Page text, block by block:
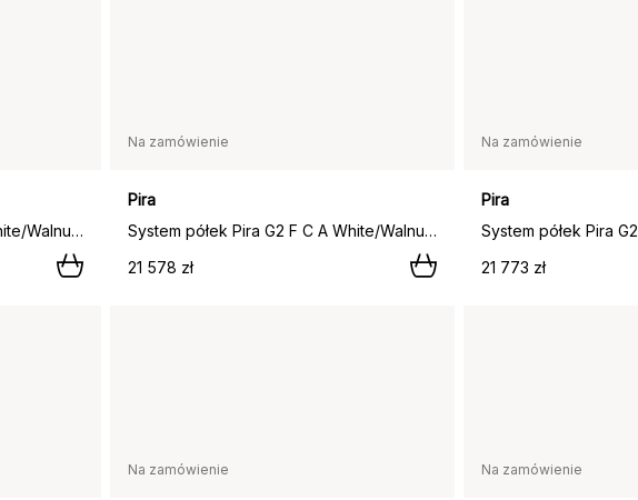
System półek Pira G2 F C A White/Walnut, 248–255 cm,
Na zamówienie
Pira
System półek Pira G2 F C A White/Walnut 240–247 cm,
21 578 zł
Na zamówienie
Pira
21 773 zł
Na zamówienie Na zamówienie